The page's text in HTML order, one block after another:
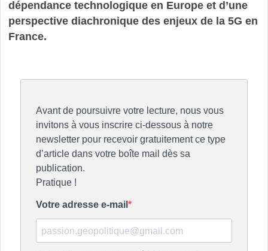
dépendance technologique en Europe et d’une
perspective diachronique des enjeux de la 5G en
France.